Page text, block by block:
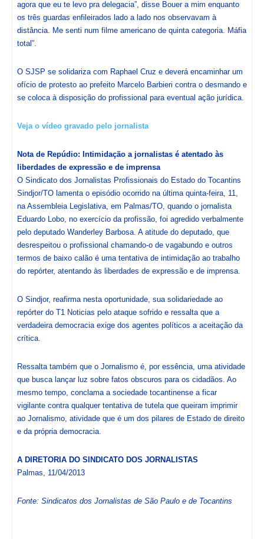
agora que eu te levo pra delegacia”, disse Bouer a mim enquanto
os três guardas enfileirados lado a lado nos observavam à
distância. Me senti num filme americano de quinta categoria. Máfia
total”.
O SJSP se solidariza com Raphael Cruz e deverá encaminhar um
ofício de protesto ao prefeito Marcelo Barbieri contra o desmando e
se coloca à disposição do profissional para eventual ação jurídica.
Veja o vídeo gravado pelo jornalista
Nota de Repúdio: Intimidação a jornalistas é atentado às
liberdades de expressão e de imprensa
O Sindicato dos Jornalistas Profissionais do Estado do Tocantins
Sindjor/TO lamenta o episódio ocorrido na última quinta-feira, 11,
na Assembleia Legislativa, em Palmas/TO, quando o jornalista
Eduardo Lobo, no exercício da profissão, foi agredido verbalmente
pelo deputado Wanderley Barbosa. A atitude do deputado, que
desrespeitou o profissional chamando-o de vagabundo e outros
termos de baixo calão é uma tentativa de intimidação ao trabalho
do repórter, atentando às liberdades de expressão e de imprensa.
O Sindjor, reafirma nesta oportunidade, sua solidariedade ao
repórter do T1 Noticias pelo ataque sofrido e ressalta que a
verdadeira democracia exige dos agentes políticos a aceitação da
crítica.
Ressalta também que o Jornalismo é, por essência, uma atividade
que busca lançar luz sobre fatos obscuros para os cidadãos. Ao
mesmo tempo, conclama a sociedade tocantinense a ficar
vigilante contra qualquer tentativa de tutela que queiram imprimir
ao Jornalismo, atividade que é um dos pilares de Estado de direito
e da própria democracia.
A DIRETORIA DO SINDICATO DOS JORNALISTAS
Palmas, 11/04/2013
Fonte: Sindicatos dos Jornalistas de São Paulo e de Tocantins